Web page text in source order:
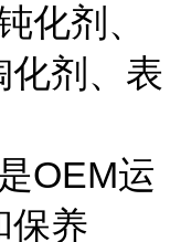
化剂、
化剂、表
OEM运
保养